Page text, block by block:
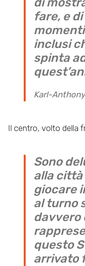
fare, e
inclusi
spinta
Karl-
Il centro, volto della
Sono
alla città
giocare
al turno
davvero
questo
arrivato